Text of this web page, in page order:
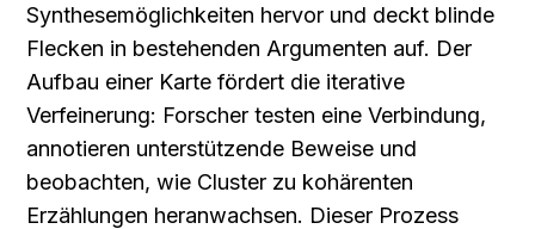
Synthesemöglichkeiten hervor und deckt blinde
Flecken in bestehenden Argumenten auf. Der
Aufbau einer Karte fördert die iterative
Verfeinerung: Forscher testen eine Verbindung,
annotieren unterstützende Beweise und
beobachten, wie Cluster zu kohärenten
Erzählungen heranwachsen. Dieser Prozess